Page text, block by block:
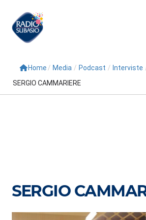
Cerca
Conduttori
Home / Media / Podcast / Interviste
SERGIO CAMMARIERE
SERGIO